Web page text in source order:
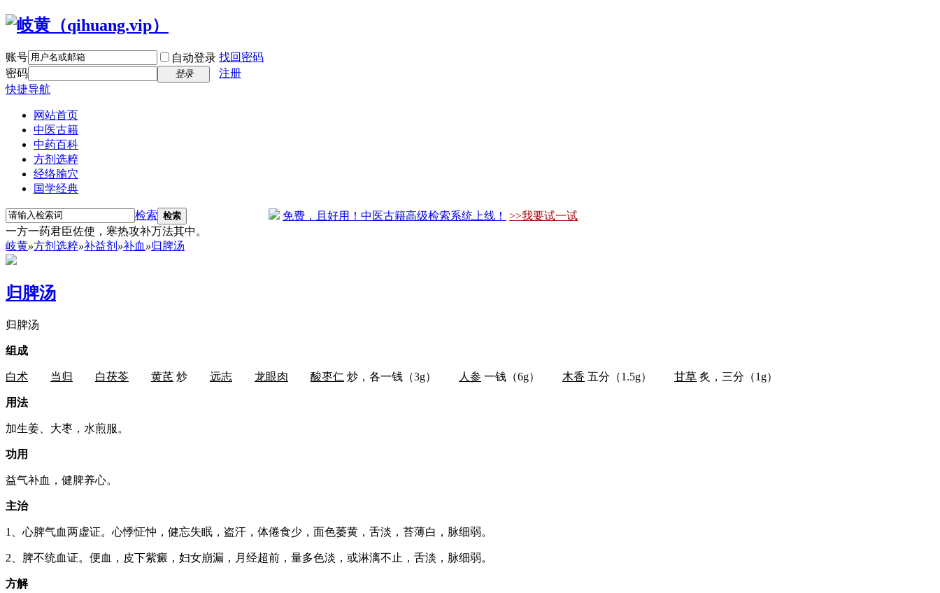
账号 自动登录 找回密码
密码
登录
注册
快捷导航
网站首页
中医古籍
中药百科
方剂选粹
经络腧穴
国学经典
检索 检索 免费，且好用！中医古籍高级检索系统上线！
>>我要试一试
一方一药君臣佐使，寒热攻补万法其中。
岐黄»方剂选粹»补益剂 »补血 »归脾汤
归脾汤
归脾汤
组成
白术 当归 白茯苓 黄芪 炒 远志 龙眼肉 酸枣仁 炒，各一钱（3g） 人参 一钱（6g） 木香 五分（1.5g） 甘草 炙，三分（1g）
用法
加生姜、大枣，水煎服。
功用
益气补血，健脾养心。
主治
1、心脾气血两虚证。心悸怔忡，健忘失眠，盗汗，体倦食少，面色萎黄，舌淡，苔薄白，脉细弱。
2、脾不统血证。便血，皮下紫癜，妇女崩漏，月经超前，量多色淡，或淋漓不止，舌淡，脉细弱。
方解